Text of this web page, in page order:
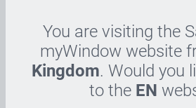
You are visiting the
myWindow website
Kingdom. Would you
to the EN
Die NürnbergMesse hat
FENSTERBAU FRONTALE in
geplant vom 29.März - 01. April
wird, sondern Stand heute auf